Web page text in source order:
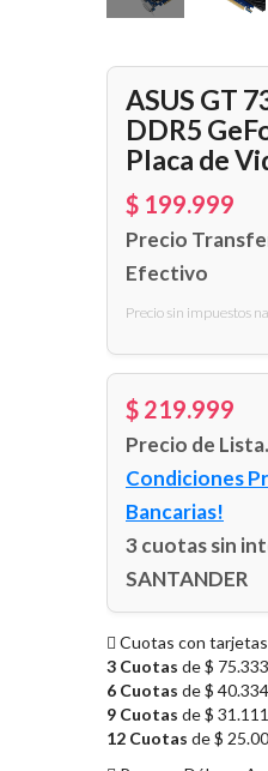
ASUS GT
DDR5
Placa de
$ 199.999
Precio
Efectivo
Precio sin impuestos
$ 219.999
Precio de Lista.
Condiciones
Bancarias!
3 cuotas sin
SANTANDER
Cuotas con
3 Cuotas de $ 75.333
6 Cuotas de $ 40.334
9 Cuotas de $ 31.111
12 Cuotas de $